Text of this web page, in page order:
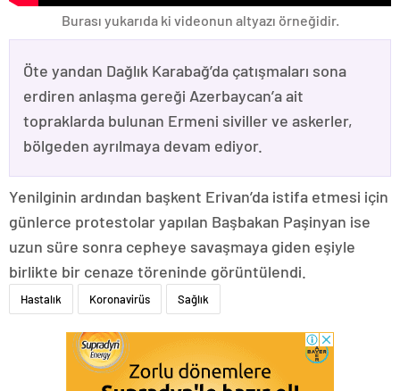
Burası yukarıda ki videonun altyazı örneğidir.
Öte yandan Dağlık Karabağ’da çatışmaları sona
erdiren anlaşma gereği Azerbaycan’a ait
topraklarda bulunan Ermeni siviller ve askerler,
bölgeden ayrılmaya devam ediyor.
Yenilginin ardından başkent Erivan’da istifa etmesi için
günlerce protestolar yapılan Başbakan Paşinyan ise
uzun süre sonra cepheye savaşmaya giden eşiyle
birlikte bir cenaze töreninde görüntülendi.
Hastalık Koronavirüs Sağlık